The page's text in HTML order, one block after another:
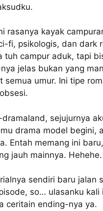
rasanya kayak
fi, psikologis, dan dark
tuh campur aduk, tapi
jelas bukan yang
semua umur. Ini tipe
dramaland, sejujurnya
drama model begini,
Entah memang ini
jauh mainnya. Hehehe.
sendiri baru jalan
so… ulasanku kali
ceritain ending-nya ya.